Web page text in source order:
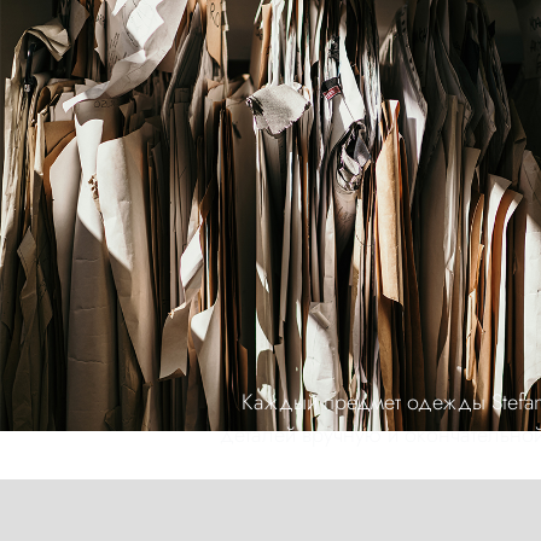
Каждый предмет одежды
деталей вручную и